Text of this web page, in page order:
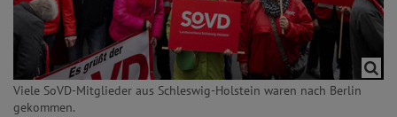
Viele SoVD-Mitglieder aus Schleswig-Holstein waren nach Berlin
gekommen.